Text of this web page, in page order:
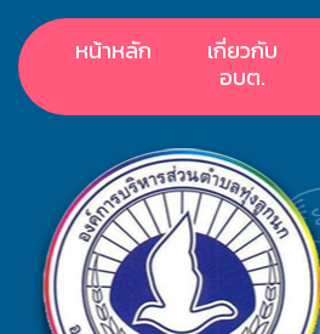
หน้าหลัก
เกี่ยวกับ
อบต.